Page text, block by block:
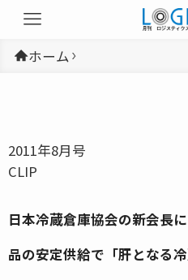
ホーム
2011年8月号
CLIP
日本冷蔵倉庫協会の新会長
品の安定供給で「肝となる